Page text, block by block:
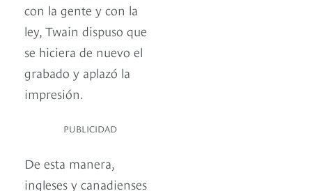
con la gente y con la
ley, Twain dispuso que
se hiciera de nuevo el
grabado y aplazó la
impresión.
PUBLICIDAD
De esta manera,
ingleses y canadienses